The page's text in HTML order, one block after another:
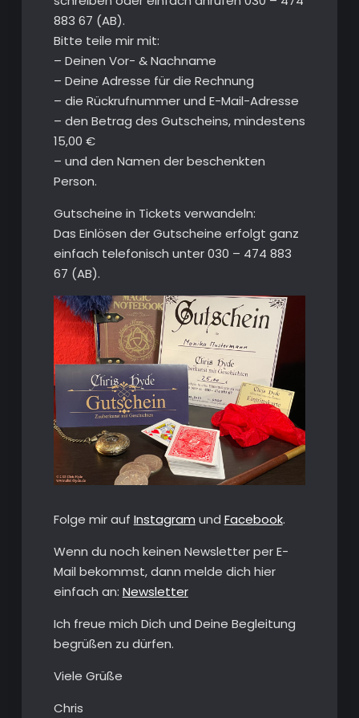
883 67 (AB).
Bitte teile mir mit:
– Deinen Vor- & Nachname
– Deine Adresse für die Rechnung
– die Rückrufnummer und E-Mail-Adresse
– den Betrag des Gutscheins, mindestens
15,00 €
– und den Namen der beschenkten
Person.
Gutscheine in Tickets verwandeln:
Das Einlösen der Gutscheine erfolgt ganz
einfach telefonisch unter 030 – 474 883
67 (AB).
Folge mir auf Instagram und Facebook.
Wenn du noch keinen Newsletter per E-
Mail bekommst, dann melde dich hier
einfach an: Newsletter
Ich freue mich Dich und Deine Begleitung
begrüßen zu dürfen.
Viele Grüße
Chris